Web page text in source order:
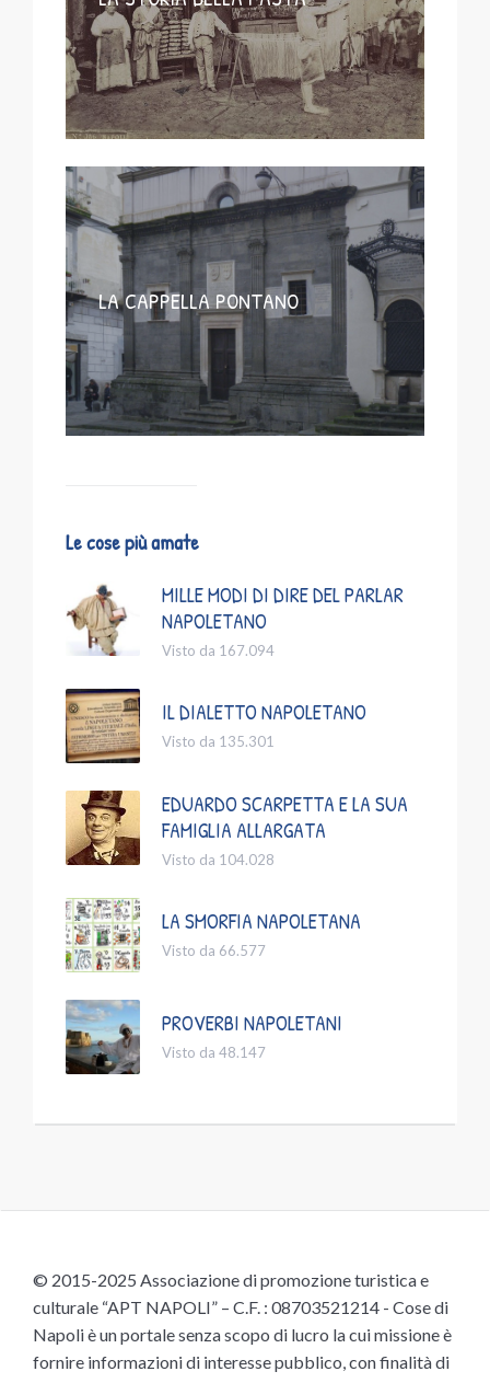
LA CAPPELLA PONTANO
Le cose più amate
MILLE MODI DI DIRE DEL PARLAR
NAPOLETANO
Visto da 167.094
IL DIALETTO NAPOLETANO
Visto da 135.301
EDUARDO SCARPETTA E LA SUA
FAMIGLIA ALLARGATA
Visto da 104.028
LA SMORFIA NAPOLETANA
Visto da 66.577
PROVERBI NAPOLETANI
Visto da 48.147
© 2015-2025 Associazione di promozione turistica e
culturale “APT NAPOLI” – C.F. : 08703521214 - Cose di
Napoli è un portale senza scopo di lucro la cui missione è
fornire informazioni di interesse pubblico, con finalità di